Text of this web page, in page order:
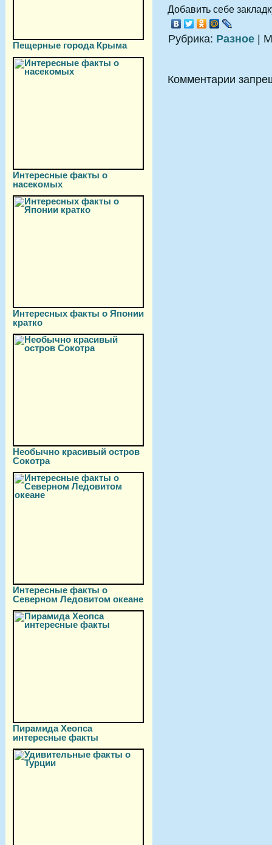
Пещерные города Крыма
Интересные факты о
насекомых
Интересных факты о Японии
кратко
Необычно красивый остров
Сокотра
Интересные факты о
Северном Ледовитом океане
Пирамида Хеопса
интересные факты
Добавить себе
Рубрика: Разное |
Комментарии